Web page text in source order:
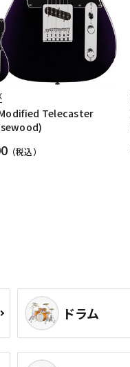
Telecaster
（税込）
ドラム